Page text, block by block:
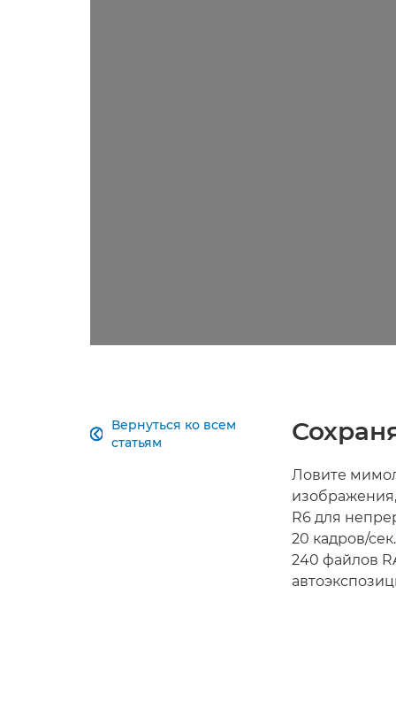
Вернуться ко всем
статьям

Ловите
R6 для
20 кадров/сек.
240 файлов